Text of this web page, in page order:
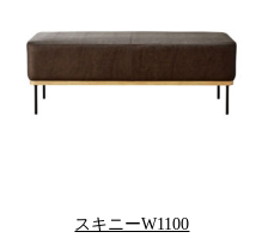
スキニーW1100